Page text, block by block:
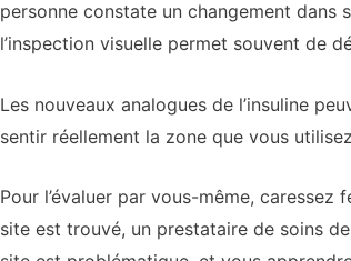
personne constate un changement dans
l’inspection visuelle permet souvent de
Les nouveaux analogues de l’insuline
sentir réellement la zone que vous
Pour l’évaluer par vous-même,
site est trouvé, un prestataire de soins